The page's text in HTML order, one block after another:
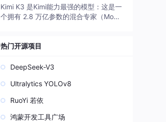
秒的带原生立体声音频的视频。得益于
面向任务泛化的系统设计，H3 在预训练
模态指令。
Kimi K3 是Kimi能力最强的模型：这是一
个拥有 2.8 万亿参数的混合专家（Mo
热门开源项目
DeepSeek-V3
Ultralytics YOLOv8
RuoYi 若依
鸿蒙开发工具广场